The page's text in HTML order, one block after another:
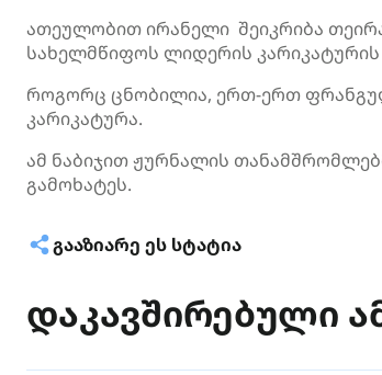
ათეულობით ირანელი შეიკრიბა
სახელმწიფოს ლიდერის
როგორც ცნობილია, ერთ-ერთ
კარიკატურა.
ამ ნაბიჯით ჟურნალის
გამოხატეს.
ᲒᲐᲐᲖᲘᲐᲠᲔ ᲔᲡ ᲡᲢᲐᲢᲘᲐ
დაკავშირებული